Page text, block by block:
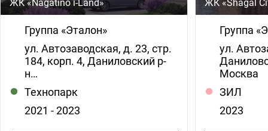
ЖК «Nagatino i-Land»
Группа «Эталон»
ул. Автозаводская, д. 23, стр.
184, корп. 4, Даниловский р-
н…
Технопарк
2021 - 2023
ЖК «Shagal
Группа
ул.
Москва
ЗИЛ
2023